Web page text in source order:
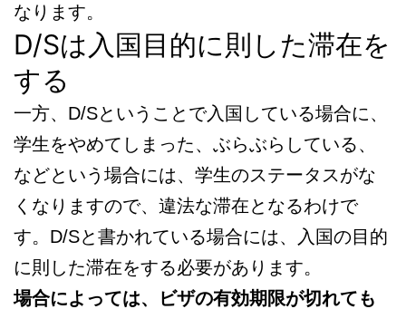
なります。
D/Sは入国目的に則した滞在を
する
一方、D/Sということで入国している場合に、
学生をやめてしまった、ぶらぶらしている、
などという場合には、学生のステータスがな
くなりますので、違法な滞在となるわけで
す。D/Sと書かれている場合には、入国の目的
に則した滞在をする必要があります。
場合によっては、ビザの有効期限が切れても